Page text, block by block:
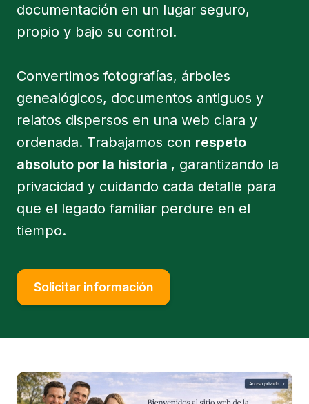
documentación en un lugar seguro,
propio y bajo su control.
Convertimos fotografías, árboles
genealógicos, documentos antiguos y
relatos dispersos en una web clara y
ordenada. Trabajamos con respeto
absoluto por la historia , garantizando la
privacidad y cuidando cada detalle para
que el legado familiar perdure en el
tiempo.
Solicitar información